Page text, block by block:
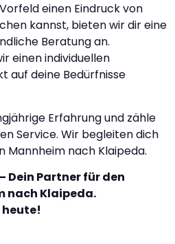
einen Eindruck von
kannst, bieten wir dir eine
Beratung an.
einen individuellen
auf deine Bedürfnisse
Erfahrung und zähle
Service. Wir begleiten dich
Mannheim nach Klaipeda.
Dein Partner für den
nach Klaipeda.